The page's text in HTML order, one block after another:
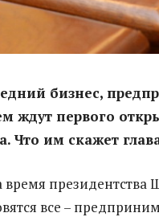
бизнес,
ждут первого
Что им скажет
время
все –